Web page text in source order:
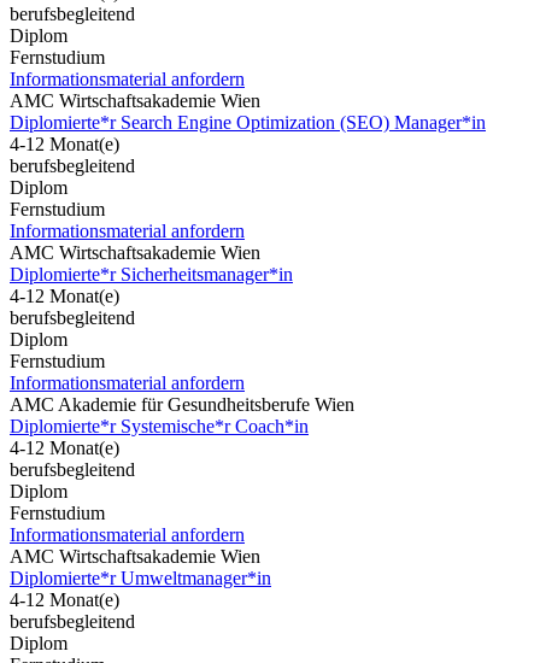
berufsbegleitend
Diplom
Fernstudium
Informationsmaterial anfordern
AMC Wirtschaftsakademie Wien
Diplomierte*r Search Engine Optimization (SEO) Manager*in
4-12 Monat(e)
berufsbegleitend
Diplom
Fernstudium
Informationsmaterial anfordern
AMC Wirtschaftsakademie Wien
Diplomierte*r Sicherheitsmanager*in
4-12 Monat(e)
berufsbegleitend
Diplom
Fernstudium
Informationsmaterial anfordern
AMC Akademie für Gesundheitsberufe Wien
Diplomierte*r Systemische*r Coach*in
4-12 Monat(e)
berufsbegleitend
Diplom
Fernstudium
Informationsmaterial anfordern
AMC Wirtschaftsakademie Wien
Diplomierte*r Umweltmanager*in
4-12 Monat(e)
berufsbegleitend
Diplom